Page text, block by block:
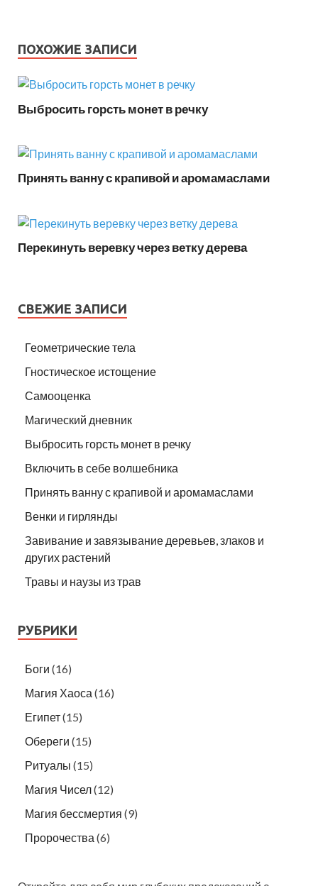
ПОХОЖИЕ ЗАПИСИ
Выбросить горсть монет в речку
Принять ванну с крапивой и аромамаслами
Перекинуть веревку через ветку дерева
СВЕЖИЕ ЗАПИСИ
Геометрические тела
Гностическое истощение
Самооценка
Магический дневник
Выбросить горсть монет в речку
Включить в себе волшебника
Принять ванну с крапивой и аромамаслами
Венки и гирлянды
Завивание и завязывание деревьев, злаков и
других растений
Травы и наузы из трав
РУБРИКИ
Боги (16)
Магия Хаоса (16)
Египет(15)
Обереги (15)
Ритуалы (15)
Магия Чисел(12)
Магия бессмертия (9)
Пророчества (6)